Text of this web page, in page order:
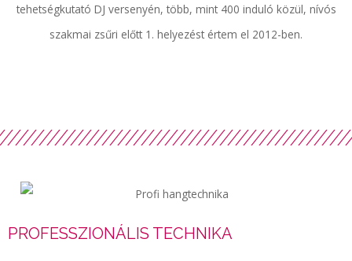
tehetségkutató DJ versenyén, több, mint 400 induló közül, nívós
szakmai zsűri előtt 1. helyezést értem el 2012-ben.
PROFESSZIONÁLIS TECHNIKA